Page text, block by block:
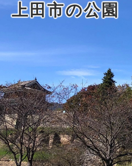
上田市の公園